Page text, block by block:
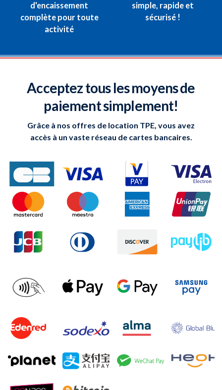
d'encaissement
complète pour toute
activité
simple, rapide et
sécurisé !
Acceptez tous les moyens de
paiement simplement!
Grâce à nos offres de location TPE, vous avez
accès à un vaste réseau de cartes bancaires.